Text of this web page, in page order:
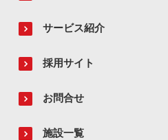
サービス紹介
採用サイト
お問合せ
施設一覧